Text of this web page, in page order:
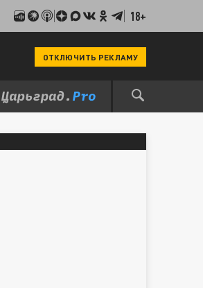
18+
ОТКЛЮЧИТЬ РЕКЛАМУ